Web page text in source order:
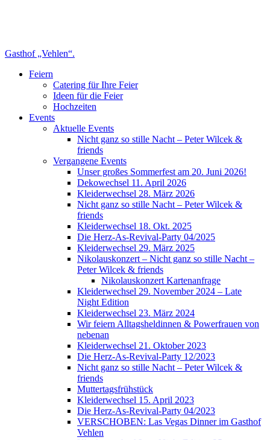
Gasthof „Vehlen“.
Feiern
Catering für Ihre Feier
Ideen für die Feier
Hochzeiten
Events
Aktuelle Events
Nicht ganz so stille Nacht – Peter Wilcek &
friends
Vergangene Events
Unser großes Sommerfest am 20. Juni 2026!
Dekowechsel 11. April 2026
Kleiderwechsel 28. März 2026
Nicht ganz so stille Nacht – Peter Wilcek &
friends
Kleiderwechsel 18. Okt. 2025
Die Herz-As-Revival-Party 04/2025
Kleiderwechsel 29. März 2025
Nikolauskonzert – Nicht ganz so stille Nacht –
Peter Wilcek & friends
Nikolauskonzert Kartenanfrage
Kleiderwechsel 29. November 2024 – Late
Night Edition
Kleiderwechsel 23. März 2024
Wir feiern Alltagsheldinnen & Powerfrauen von
nebenan
Kleiderwechsel 21. Oktober 2023
Die Herz-As-Revival-Party 12/2023
Nicht ganz so stille Nacht – Peter Wilcek &
friends
Muttertagsfrühstück
Kleiderwechsel 15. April 2023
Die Herz-As-Revival-Party 04/2023
VERSCHOBEN: Las Vegas Dinner im Gasthof
Vehlen